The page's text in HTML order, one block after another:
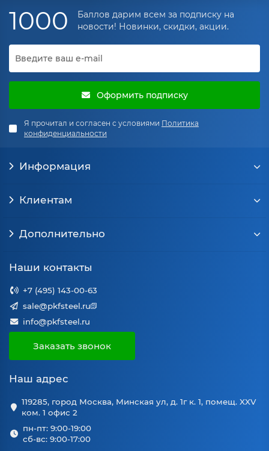
1000
Баллов дарим всем за подписку на
новости! Новинки, скидки, акции.
Оформить подписку
Я прочитал и согласен с условиями Политика
конфиденциальности
Информация
Клиентам
Дополнительно
Наши контакты
+7 (495) 143-00-63
sale@pkfsteel.ru
info@pkfsteel.ru
Заказать звонок
Наш адрес
119285, город Москва, Минская ул, д. 1г к. 1, помещ. XXV
ком. 1 офис 2
пн-пт: 9:00-19:00
сб-вс: 9:00-17:00